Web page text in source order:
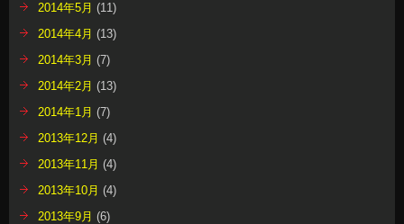
2014年5月 (11)
2014年4月 (13)
2014年3月 (7)
2014年2月 (13)
2014年1月 (7)
2013年12月 (4)
2013年11月 (4)
2013年10月 (4)
2013年9月 (6)